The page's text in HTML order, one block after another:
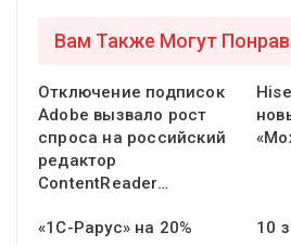
Вам Также Могут
Отключение подписок
Adobe вызвало рост
спроса на российский
редактор
ContentReader…
«1С-Рарус» на 20%
10